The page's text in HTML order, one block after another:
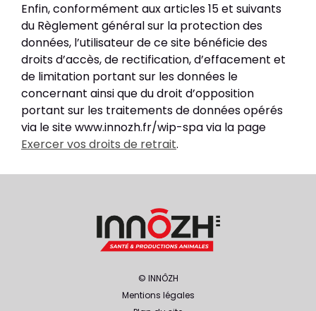
Enfin, conformément aux articles 15 et suivants
du Règlement général sur la protection des
données, l’utilisateur de ce site bénéficie des
droits d’accès, de rectification, d’effacement et
de limitation portant sur les données le
concernant ainsi que du droit d’opposition
portant sur les traitements de données opérés
via le site www.innozh.fr/wip-spa via la page
Exercer vos droits de retrait.
© INNÔZH
Mentions légales